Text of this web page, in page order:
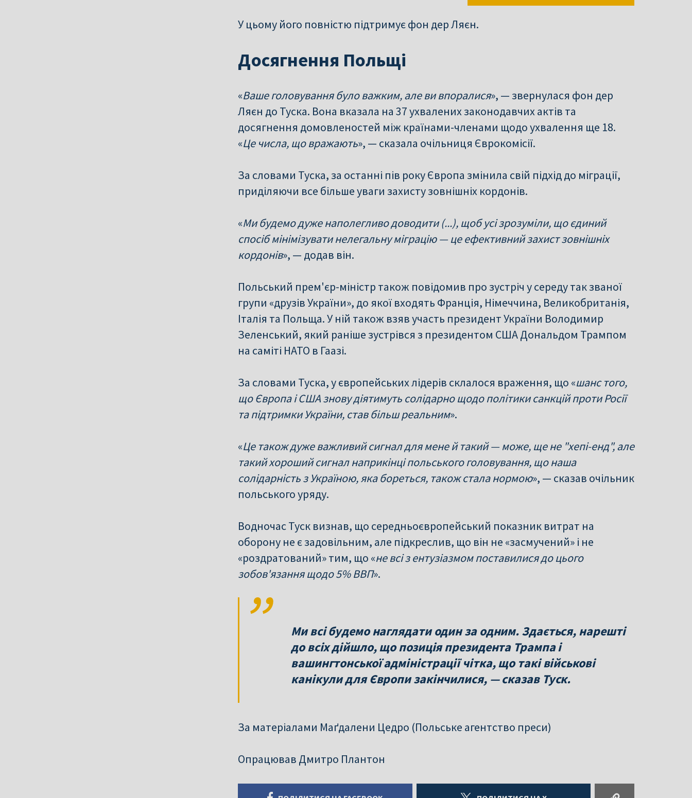
У цьому його повністю підтримує фон дер Ляєн.
Досягнення Польщі
«Ваше головування було важким, але ви впоралися», — звернулася фон дер
Ляєн до Туска. Вона вказала на 37 ухвалених законодавчих актів та
досягнення домовленостей між країнами-членами щодо ухвалення ще 18.
«Це числа, що вражають», — сказала очільниця Єврокомісії.
За словами Туска, за останні пів року Європа змінила свій підхід до міграції,
приділяючи все більше уваги захисту зовнішніх кордонів.
«Ми будемо дуже наполегливо доводити (...), щоб усі зрозуміли, що єдиний
спосіб мінімізувати нелегальну міграцію — це ефективний захист зовнішніх
кордонів», — додав він.
Польський прем'єр-міністр також повідомив про зустріч у середу так званої
групи «друзів України», до якої входять Франція, Німеччина, Великобританія,
Італія та Польща. У ній також взяв участь президент України Володимир
Зеленський, який раніше зустрівся з президентом США Дональдом Трампом
на саміті НАТО в Гаазі.
За словами Туска, у європейських лідерів склалося враження, що «шанс того,
що Європа і США знову діятимуть солідарно щодо політики санкцій проти Росії
та підтримки України, став більш реальним».
«Це також дуже важливий сигнал для мене й такий — може, ще не "хепі-енд", але
такий хороший сигнал наприкінці польського головування, що наша
солідарність з Україною, яка бореться, також стала нормою», — сказав очільник
польського уряду.
Водночас Туск визнав, що середньоєвропейський показник витрат на
оборону не є задовільним, але підкреслив, що він не «засмучений» і не
«роздратований» тим, що «не всі з ентузіазмом поставилися до цього
зобов'язання щодо 5% ВВП».
Ми всі будемо наглядати один за одним. Здається, нарешті
до всіх дійшло, що позиція президента Трампа і
вашингтонської адміністрації чітка, що такі військові
канікули для Європи закінчилися, — сказав Туск.
За матеріалами Маґдалени Цедро (Польське агентство преси)
Опрацював Дмитро Плантон